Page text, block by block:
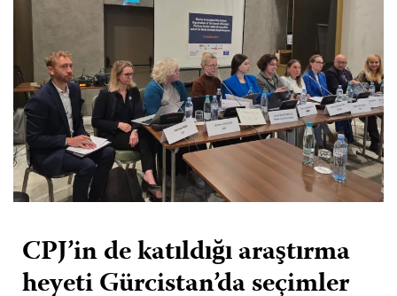
CPJ’in de katıldığı araştırma
heyeti Gürcistan’da seçimler